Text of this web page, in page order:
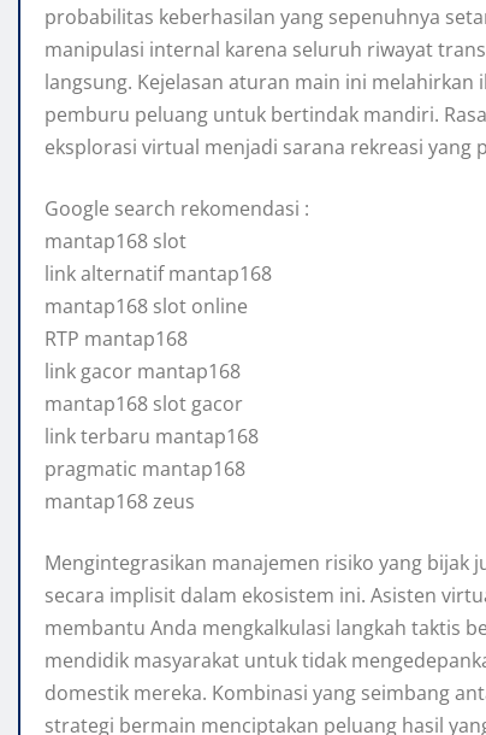
probabilitas keberhasilan yang sepenuhnya
manipulasi internal karena seluruh riwayat
langsung. Kejelasan aturan main ini
pemburu peluang untuk bertindak mandiri.
eksplorasi virtual menjadi sarana rekreasi yang
Google search rekomendasi :
mantap168 slot
link alternatif mantap168
mantap168 slot online
RTP mantap168
link gacor mantap168
mantap168 slot gacor
link terbaru mantap168
pragmatic mantap168
mantap168 zeus
Mengintegrasikan manajemen risiko yang
secara implisit dalam ekosistem ini. Asisten
membantu Anda mengkalkulasi langkah taktis
mendidik masyarakat untuk tidak
domestik mereka. Kombinasi yang seimbang
strategi bermain menciptakan peluang hasil